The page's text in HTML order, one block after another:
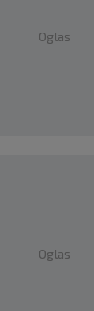
Oglas
Oglas